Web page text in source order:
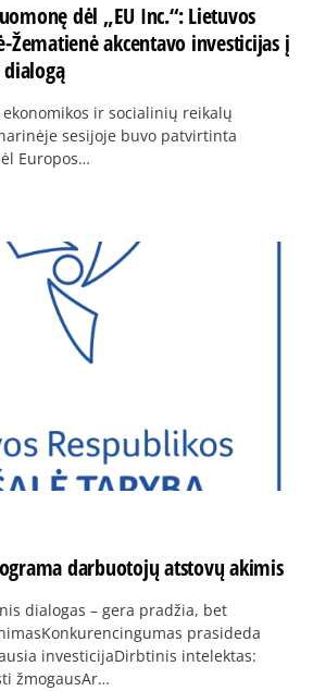
dėl „EU Inc.“: Lietuvos
Žematienė akcentavo investicijas į
ekonomikos ir socialinių reikalų
sesijoje buvo patvirtinta
Europos…
darbuotojų atstovų akimis
dialogas – gera pradžia, bet
prasideda
investicijaDirbtinis intelektas:
žmogausAr…